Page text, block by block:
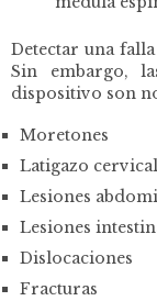
Detectar una
Sin embargo,
dispositivo son
Moretones
Latigazo cervical
Lesiones
Lesiones
Dislocaciones
Fracturas